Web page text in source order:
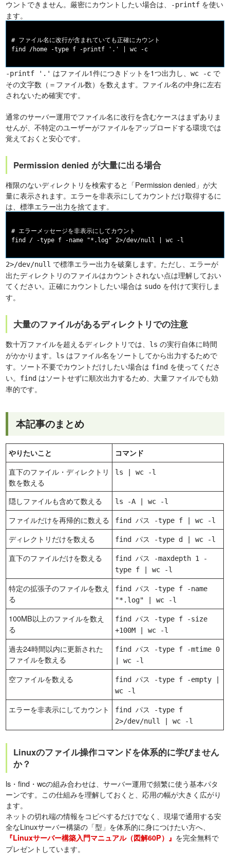
ウントできません。厳密にカウントしたい場合は、 -printf を使い
ます。
# ファイル名に改行が含まれていても正確にカウント
-printf '.' はファイル1件につきドットを1つ出力し、wc -c で
その文字数（＝ファイル数）を数えます。ファイル名の中身に左右
されないため確実です。
通常のサーバー運用でファイル名に改行を含むケースはまずありま
せんが、不特定のユーザーがファイルをアップロードする環境では
覚えておくと安心です。
Permission denied が大量に出る場合
権限のないディレクトリを検索すると「Permission denied」が大
量に表示されます。エラーを非表示にしてカウントだけ取得するに
は、標準エラー出力を捨てます。
# エラーメッセージを非表示にしてカウント
2>/dev/null で標準エラー出力を破棄します。ただし、エラーが
出たディレクトリのファイルはカウントされない点は理解しておい
てください。正確にカウントしたい場合は sudo を付けて実行しま
す。
大量のファイルがあるディレクトリでの注意
数十万ファイルを超えるディレクトリでは、 ls の実行自体に時間
がかかります。
ls はファイル名をソートしてから出力するためで
す。ソート不要でカウントだけしたい場合は find を使ってくださ
い。
find はソートせずに順次出力するため、大量ファイルでも効
率的です。
本記事のまとめ
やりたいこと コマンド
直下のファイル・ディレクトリ
数を数える
ls | wc -l
隠しファイルも含めて数える ls -A | wc -l
ファイルだけを再帰的に数える find パス -type f | wc -l
ディレクトリだけを数える find パス -type d | wc -l
直下のファイルだけを数える
find パス -maxdepth 1 -
type f | wc -l
特定の拡張子のファイルを数え
る
find パス -type f -name
"*.log" | wc -l
100MB以上のファイルを数え
る
find パス -type f -size
+100M | wc -l
過去24時間以内に更新された
ファイルを数える
find パス -type f -mtime 0
| wc -l
空ファイルを数える
find パス -type f -empty |
wc -l
エラーを非表示にしてカウント
find パス -type f
2>/dev/null | wc -l
Linuxのファイル操作コマンドを体系的に学びません
か？
ls・find・wcの組み合わせは、サーバー運用で頻繁に使う基本パタ
ーンです。この仕組みを理解しておくと、応用の幅が大きく広がり
ます。
ネットの切れ端の情報をコピペするだけでなく、現場で通用する安
全なLinuxサーバー構築の「型」を体系的に身につけたい方へ、
『Linuxサーバー構築入門マニュアル（図解60P）』 を完全無料で
プレゼントしています。